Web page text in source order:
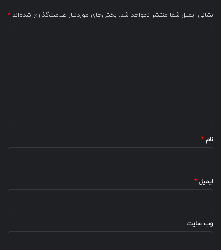
نشانی ایمیل شما منتشر نخواهد شد. بخش‌های موردنیاز علامت‌گذاری شده‌اند*
نام*
ایمیل*
وب‌ سایت